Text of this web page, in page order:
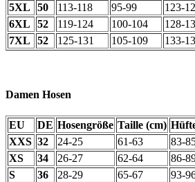
5XL
50 113-118 95-99
123-
6XL
52 119-124 100-104
128-
7XL
52 125-131 105-109 133-
Damen Hosen
EU DE Hosengröße Taille (cm)
XXS 32 24-25 61-63
83-
XS
34 26-27 62-64
86-
S
36 28-29 65-67
93-